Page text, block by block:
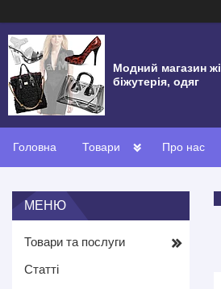
Модний магазин
біжутерія, одяг
Головна Товари Про нас
Товари та послуги
Статті